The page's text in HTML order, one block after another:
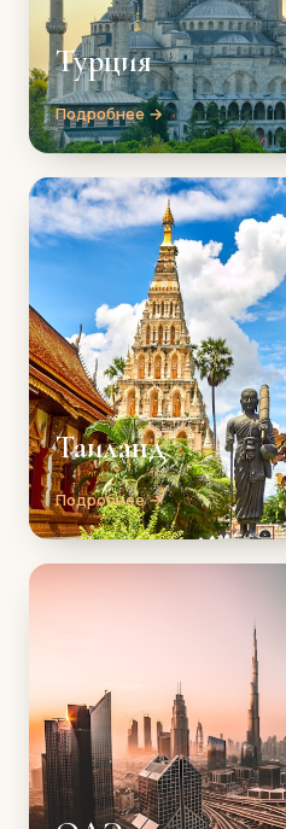
Турция
Подробнее →
Таиланд
Подробнее →